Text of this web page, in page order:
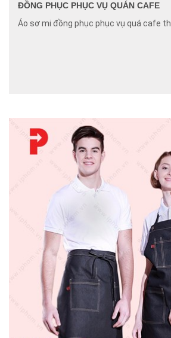
ĐỒNG PHỤC PHỤC VỤ QUÁN CAFE
Áo sơ mi đồng phục phục vụ quá cafe